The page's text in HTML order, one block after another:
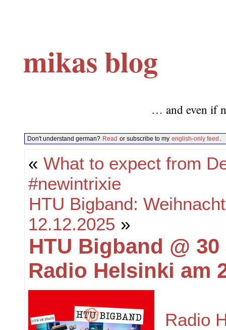
mikas blog
… and even if
Don't understand german? Read or subscribe to my english-only feed
« What to expect from
#newintrixie
HTU Bigband:
12.12.2025 »
HTU Bigband @
Radio Helsinki am
Radio